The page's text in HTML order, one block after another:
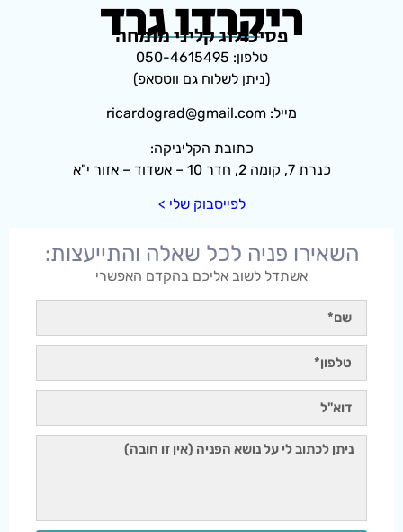
ריקרדו גרד
פסיכולוג קליני מומחה
טלפון: 050-4615495
(ניתן לשלוח גם ווטסאפ)
מייל: ricardograd@gmail.com
כתובת הקליניקה:
כנרת 7, קומה 2, חדר 10 – אשדוד – אזור י"א
לפייסבוק שלי >
השאירו פניה לכל שאלה והתייעצות:
אשתדל לשוב אליכם בהקדם האפשרי